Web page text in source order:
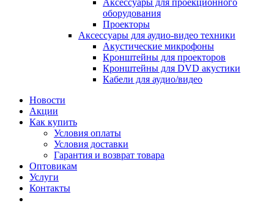
Аксессуары для проекционного
оборудования
Проекторы
Аксессуары для аудио-видео техники
Акустические микрофоны
Кронштейны для проекторов
Кронштейны для DVD акустики
Кабели для аудио/видео
Новости
Акции
Как купить
Условия оплаты
Условия доставки
Гарантия и возврат товара
Оптовикам
Услуги
Контакты